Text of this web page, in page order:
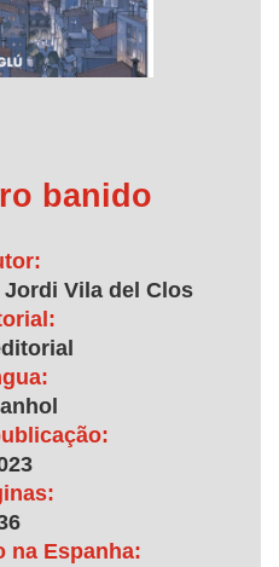
banido
Vila del Clos
na Espanha: